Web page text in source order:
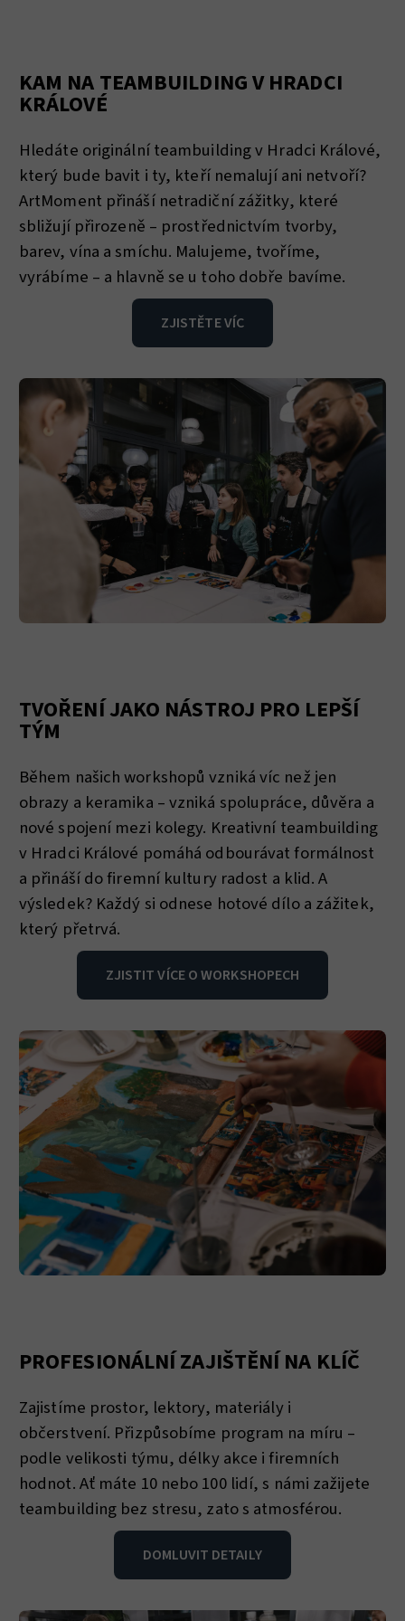
KAM NA TEAMBUILDING V HRADCI
KRÁLOVÉ
Hledáte originální teambuilding v Hradci Králové,
který bude bavit i ty, kteří nemalují ani netvoří?
ArtMoment přináší netradiční zážitky, které
sbližují přirozeně – prostřednictvím tvorby,
barev, vína a smíchu. Malujeme, tvoříme,
vyrábíme – a hlavně se u toho dobře bavíme.
ZJISTĚTE VÍC
TVOŘENÍ JAKO NÁSTROJ PRO LEPŠÍ
TÝM
Během našich workshopů vzniká víc než jen
obrazy a keramika – vzniká spolupráce, důvěra a
nové spojení mezi kolegy. Kreativní teambuilding
v Hradci Králové pomáhá odbourávat formálnost
a přináší do firemní kultury radost a klid. A
výsledek? Každý si odnese hotové dílo a zážitek,
který přetrvá.
ZJISTIT VÍCE O WORKSHOPECH
PROFESIONÁLNÍ ZAJIŠTĚNÍ NA KLÍČ
Zajistíme prostor, lektory, materiály i
občerstvení. Přizpůsobíme program na míru –
podle velikosti týmu, délky akce i firemních
hodnot. Ať máte 10 nebo 100 lidí, s námi zažijete
teambuilding bez stresu, zato s atmosférou.
DOMLUVIT DETAILY